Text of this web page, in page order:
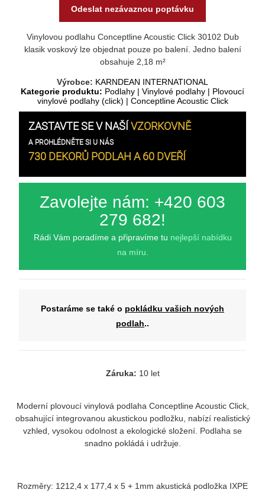
Odeslat nezávaznou poptávku
Vinylovou podlahu Conceptline Acoustic Click 30102 Dub
klasik voskový lze objednat pouze po balení. Jedno balení
obsahuje 2,18 m²
Výrobce: KARNDEAN INTERNATIONAL
Kategorie produktu: Podlahy | Vinylové podlahy | Plovoucí
vinylové podlahy (click) | Conceptline Acoustic Click
ZASTAVTE SE V NAŠÍVZORKOVNĚ
A PROHLÉDNĚTE SI U NÁS
730 DEKORŮ PODLAH A 60 DVEŘÍ
Zavolejte nám: +420 603
279 682!
Rádi Vám poradíme a připravíme tu nejlepší nabídku
na míru.
Postaráme se také o pokládku vašich nových
podlah..
Záruka: 10 let
Moderní plovoucí vinylová podlaha Conceptline Acoustic Click,
obsahující integrovanou akustickou podložku, nabízí realistický
vzhled, vysokou odolnost a ekologické složení. Podlaha se
snadno pokládá i udržuje.
Rozměry: 1212,4 x 177,4 x 5 + 1mm akustická podložka IXPE